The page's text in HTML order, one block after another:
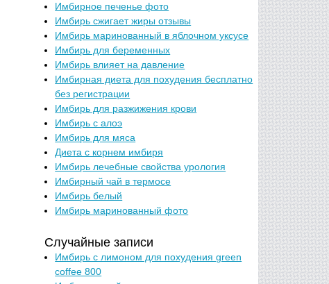
Имбирное печенье фото
Имбирь сжигает жиры отзывы
Имбирь маринованный в яблочном уксусе
Имбирь для беременных
Имбирь влияет на давление
Имбирная диета для похудения бесплатно
без регистрации
Имбирь для разжижения крови
Имбирь с алоэ
Имбирь для мяса
Диета с корнем имбиря
Имбирь лечебные свойства урология
Имбирный чай в термосе
Имбирь белый
Имбирь маринованный фото
Случайные записи
Имбирь с лимоном для похудения green
coffee 800